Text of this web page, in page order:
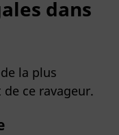
dans
la plus
ce ravageur.